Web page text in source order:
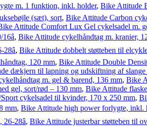
m. 1 funktion, inkl. holder, Bike Attitude
(sæt), sort, Bike Attitude Carbon
Attitude Comfort Lux Gel cykelsadel m.
, Bike Attitude cykelhåndtag m. kranier,
, Bike Attitude dobbelt støtteben til elcykler,
120 mm, Bike Attitude Double
dækjern til lapning og udskiftning af
m. gel & barend, 136 mm, Bike
gel, sort/rød – 130 mm, Bike Attitude
cykelsadel til kvinder, 170 x 250 mm,
mm, Bike Attitude high power forlygte, inkl.
28â, Bike Attitude justerbar støtteben til